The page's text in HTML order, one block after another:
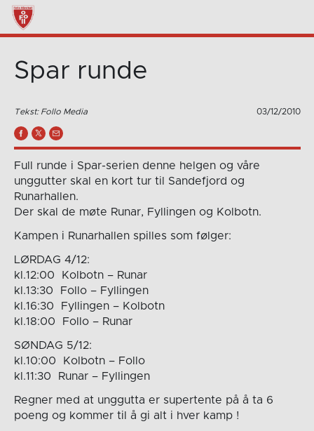
Spar runde
Tekst: Follo Media 03/12/2010
Full runde i Spar-serien denne helgen og våre
unggutter skal en kort tur til Sandefjord og
Runarhallen.
Der skal de møte Runar, Fyllingen og Kolbotn.
Kampen i Runarhallen spilles som følger:
LØRDAG 4/12:
kl.12:00 Kolbotn – Runar
kl.13:30 Follo – Fyllingen
kl.16:30 Fyllingen – Kolbotn
kl.18:00 Follo – Runar
SØNDAG 5/12:
kl.10:00 Kolbotn – Follo
kl.11:30 Runar – Fyllingen
Regner med at unggutta er supertente på å ta 6
poeng og kommer til å gi alt i hver kamp !